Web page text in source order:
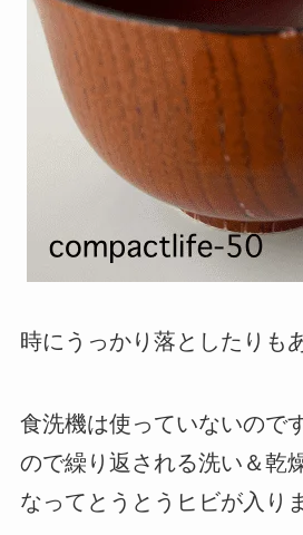
時にうっかり落としたりも
食洗機は使っていないので
ので繰り返される洗い＆乾
なってとうとうヒビが入り